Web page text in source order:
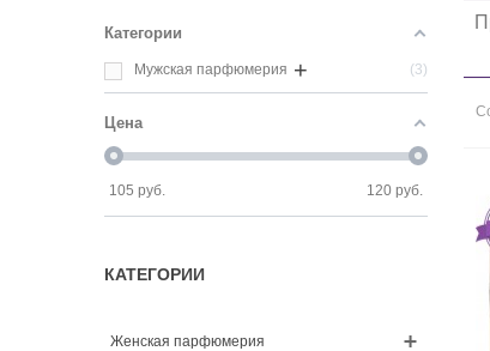
Категории
Мужская парфюмерия + 3
Цена
105 руб. 120 руб.
КАТЕГОРИИ
Женская парфюмерия